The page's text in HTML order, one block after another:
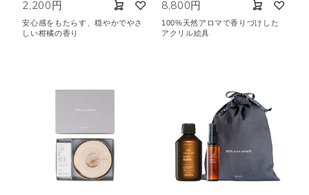
2,200円
安心感をもたらす、穏やかでやさ
しい柑橘の香り
8,800円
100%天然アロマで香りづけした
アクリル絵具